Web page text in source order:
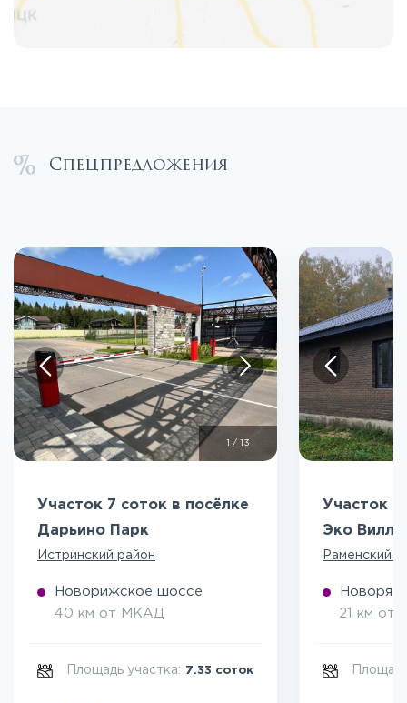
Спецпредложения
/ 13
Участок 7 соток в посёлке
Дарьино Парк
Истринский район
Новорижское шоссе
40 км от МКАД
Площадь участка: 7.33 соток
Участок 5
Эко
Раменский
21 км от